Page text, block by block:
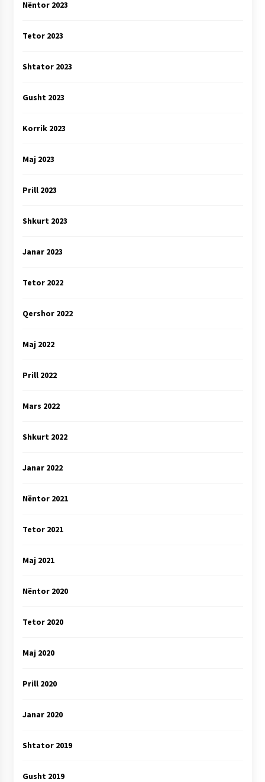
Nëntor 2023
Tetor 2023
Shtator 2023
Gusht 2023
Korrik 2023
Maj 2023
Prill 2023
Shkurt 2023
Janar 2023
Tetor 2022
Qershor 2022
Maj 2022
Prill 2022
Mars 2022
Shkurt 2022
Janar 2022
Nëntor 2021
Tetor 2021
Maj 2021
Nëntor 2020
Tetor 2020
Maj 2020
Prill 2020
Janar 2020
Shtator 2019
Gusht 2019